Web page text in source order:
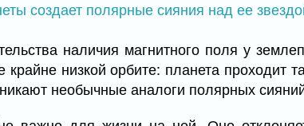
наличия магнитного поля у
низкой орбите: планета проходит
необычные аналоги полярных